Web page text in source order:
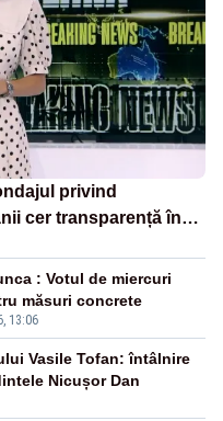
privind
cer transparență în
externi
13:06
: Votul de miercuri
măsuri concrete
Vasile Tofan: întâlnire
Nicușor Dan